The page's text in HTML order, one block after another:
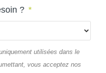
? *
utilisées dans le
vous acceptez nos